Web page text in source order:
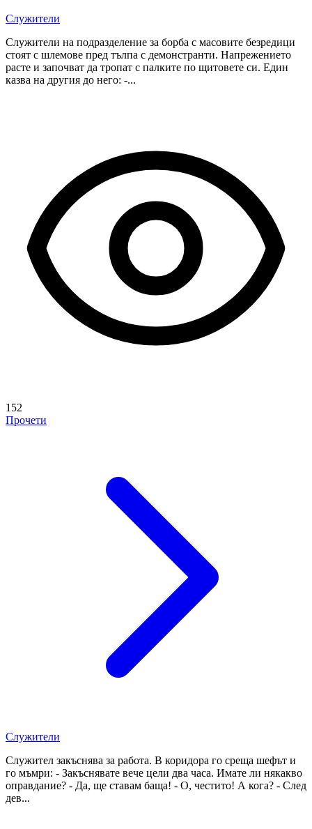
Служители
Служители на подразделение за борба с масовите безредици
стоят с шлемове пред тълпа с демонстранти. Напрежението
расте и започват да тропат с палките по щитовете си. Един
казва на другия до него: -...
152
Прочети
Служители
Служител закъснява за работа. В коридора го среща шефът и
го мъмри: - Закъснявате вече цели два часа. Имате ли някакво
оправдание? - Да, ще ставам баща! - О, честито! А кога? - След
дев...